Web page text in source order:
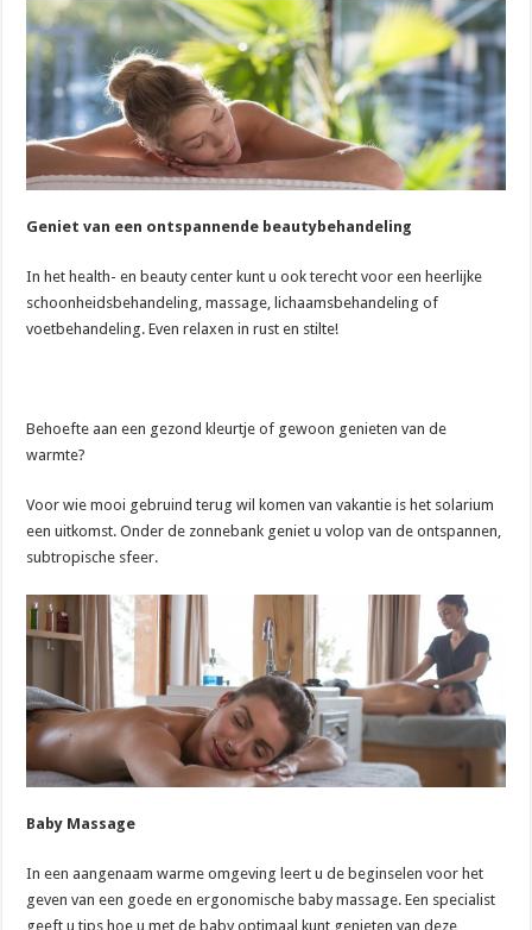
Geniet van een ontspannende beautybehandeling
In het health- en beauty center kunt u ook terecht voor een heerlijke
schoonheidsbehandeling, massage, lichaamsbehandeling of
voetbehandeling. Even relaxen in rust en stilte!
Behoefte aan een gezond kleurtje of gewoon genieten van de
warmte?
Voor wie mooi gebruind terug wil komen van vakantie is het solarium
een uitkomst. Onder de zonnebank geniet u volop van de ontspannen,
subtropische sfeer.
Baby Massage
In een aangenaam warme omgeving leert u de beginselen voor het
geven van een goede en ergonomische baby massage. Een specialist
geeft u tips hoe u met de baby optimaal kunt genieten van deze